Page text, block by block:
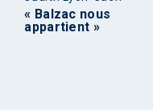
« Balzac nous
appartient »